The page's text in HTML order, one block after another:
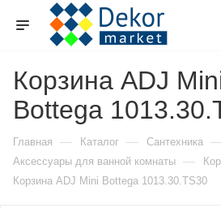
Корзина ADJ
Bottega
Главная — Каталог — Сантехника
Аксессуары для ванной комнаты —
Корзина ADJ Mini Bottega 1013.30.TS30